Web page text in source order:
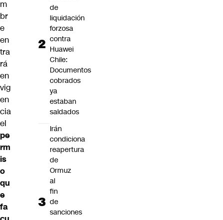
m
br
e
en
tra
rá
en
vig
en
cia
el
pe
rm
is
o
qu
e
fa
de
liquidación
forzosa
contra
Huawei
Chile:
Documentos
cobrados
ya
estaban
saldados
Irán
condiciona
reapertura
de
Ormuz
al
fin
de
sanciones